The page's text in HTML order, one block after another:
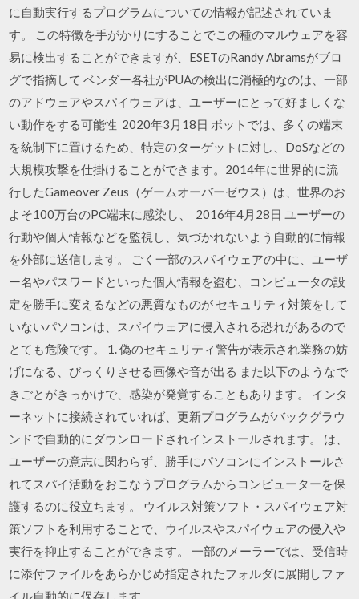
に自動実行するプログラムについての情報が記述されていま
す。 この特徴を手がかりにすることでこの種のマルウェアを容
易に検出することができますが、ESETのRandy Abramsがブロ
グで指摘して ベンダー各社がPUAの検出に消極的なのは、一部
のアドウェアやスパイウェアは、ユーザーにとって好ましくな
い動作をする可能性 2020年3月18日 ボットでは、多くの端末
を統制下に置けるため、特定のターゲットに対し、DoSなどの
大規模攻撃を仕掛けることができます。2014年に世界的に流
行したGameover Zeus（ゲームオーバーゼウス）は、世界のお
よそ100万台のPC端末に感染し、 2016年4月28日 ユーザーの
行動や個人情報などを監視し、気づかれないよう自動的に情報
を外部に送信します。 ごく一部のスパイウェアの中に、ユーザ
ー名やパスワードといった個人情報を盗む、コンピュータの設
定を勝手に変えるなどの悪質なものが セキュリティ対策をして
いないパソコンは、スパイウェアに侵入される恐れがあるので
とても危険です。 1. 偽のセキュリティ警告が表示され業務の妨
げになる、びっくりさせる画像や音が出る また以下のようなで
きごとがきっかけで、感染が発覚することもあります。 インタ
ーネットに接続されていれば、更新プログラムがバックグラウ
ンドで自動的にダウンロードされインストールされます。 は、
ユーザーの意志に関わらず、勝手にパソコンにインストールさ
れてスパイ活動をおこなうプログラムからコンピューターを保
護するのに役立ちます。 ウイルス対策ソフト・スパイウェア対
策ソフトを利用することで、ウイルスやスパイウェアの侵入や
実行を抑止することができます。 一部のメーラーでは、受信時
に添付ファイルをあらかじめ指定されたフォルダに展開しファ
イル自動的に保存します。